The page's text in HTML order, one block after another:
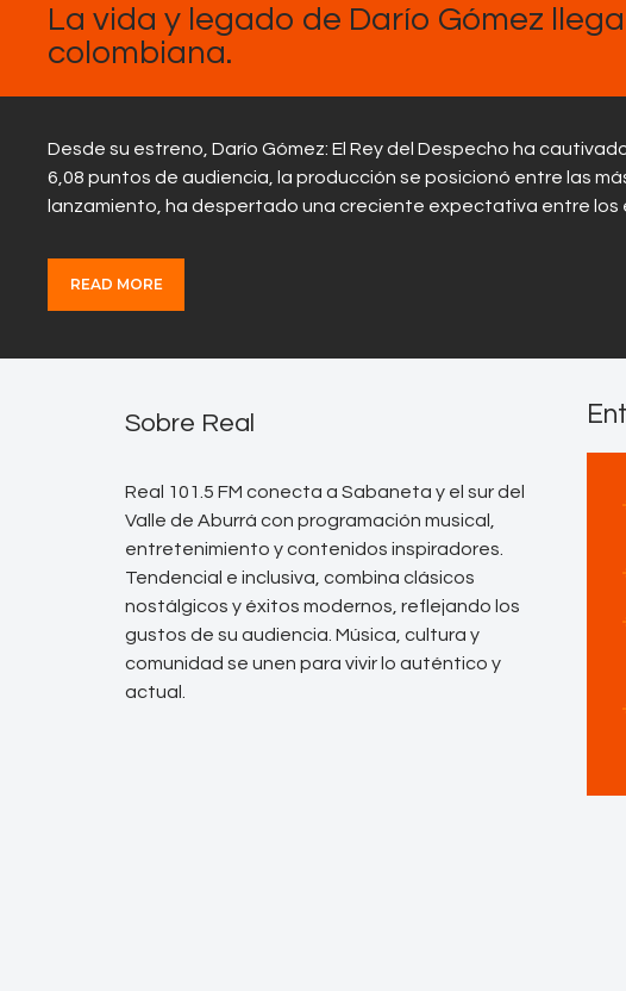
La vida y legado de Darío Gómez
colombiana.
Desde su estreno, Darío Gómez: El Rey del Despecho ha
6,08 puntos de audiencia, la producción se posicionó entre las
lanzamiento, ha despertado una creciente expectativa entre
READ MORE
Sobre Real
Real 101.5 FM conecta a Sabaneta y el sur del
Valle de Aburrá con programación musical,
entretenimiento y contenidos inspiradores.
Tendencial e inclusiva, combina clásicos
nostálgicos y éxitos modernos, reflejando los
gustos de su audiencia. Música, cultura y
comunidad se unen para vivir lo auténtico y
actual.